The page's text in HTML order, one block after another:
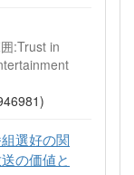
:Trust in
選好の関
の価値と